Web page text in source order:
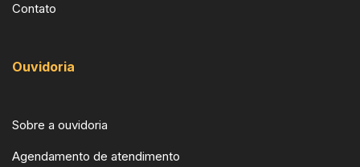
Contato
Ouvidoria
Sobre a ouvidoria
Agendamento de atendimento